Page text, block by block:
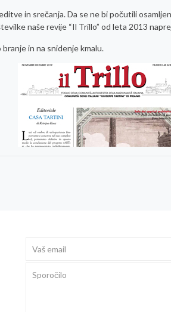
in srečanja. Da se ne bi počutili
naše revije “Il Trillo” od leta 2013
in na snidenje kmalu.